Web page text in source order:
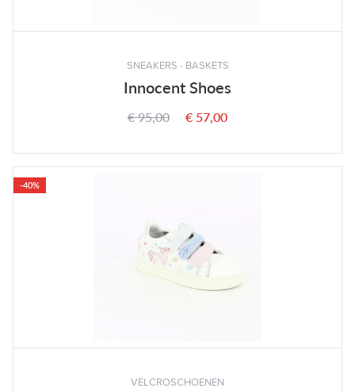
SNEAKERS - BASKETS
Innocent Shoes
€ 95,00 € 57,00
-40%
VELCROSCHOENEN